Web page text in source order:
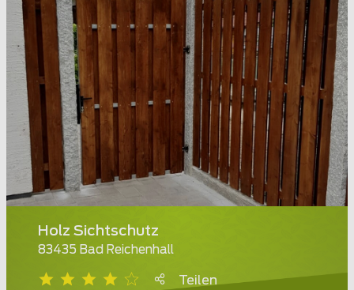
Holz Sichtschutz
83435 Bad Reichenhall
Teilen